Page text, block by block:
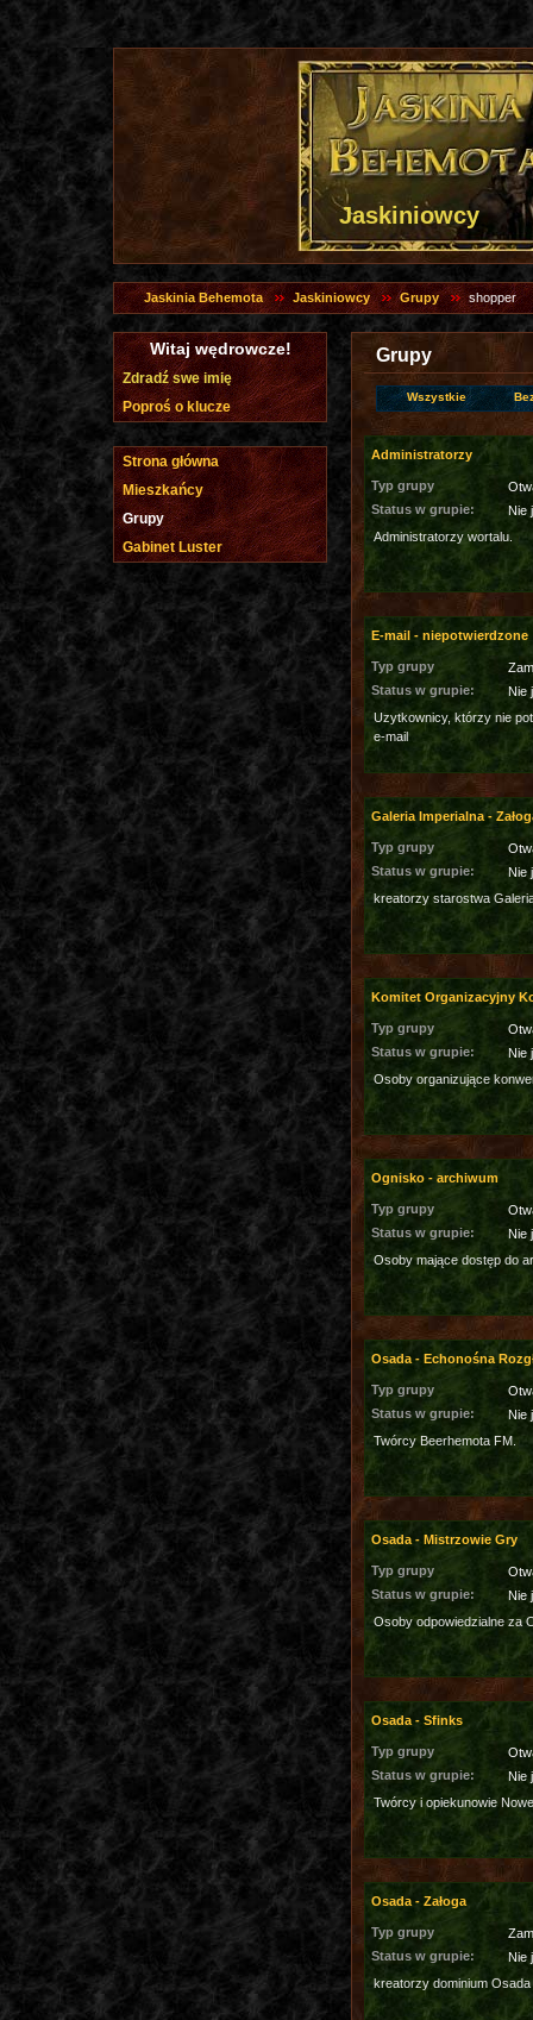
Jaskiniowcy
Jaskinia Behemota Jaskiniowcy Grupy shopper
Grupy
Wszystkie
Administratorzy
Typ grupy
Status w grupie:
Nie
Administratorzy wortalu.
E-mail - niepotwierdzone
Typ grupy
Status w grupie:
Nie
Uzytkownicy, którzy nie
e-mail
Galeria Imperialna -
Typ grupy
Status w grupie:
Nie
kreatorzy starostwa
Komitet Organizacyjny
Typ grupy
Status w grupie:
Nie
Osoby organizujące
Ognisko - archiwum
Typ grupy
Status w grupie:
Nie
Osoby mające dostęp do
Osada - Echonośna
Typ grupy
Status w grupie:
Nie
Twórcy Beerhemota FM.
Osada - Mistrzowie Gry
Typ grupy
Status w grupie:
Nie
Osoby odpowiedzialne za
Osada - Sfinks
Typ grupy
Status w grupie:
Nie
Twórcy i opiekunowie
Osada - Załoga
Typ grupy
Status w grupie:
Nie
kreatorzy dominium Osada
Witaj wędrowcze!
Zdradź swe imię
Poproś o klucze
Strona główna
Mieszkańcy
Grupy
Gabinet Luster